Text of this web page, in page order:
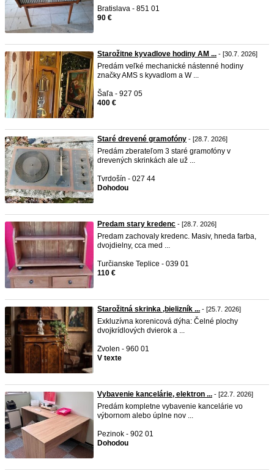
Bratislava - 851 01
90 €
Starožitne kyvadlove hodiny AM ... - [30.7. 2026]
Predám veľké mechanické nástenné hodiny
značky AMS s kyvadlom a W ...
Šaľa - 927 05
400 €
Staré drevené gramofóny - [28.7. 2026]
Predám zberateľom 3 staré gramofóny v
drevených skrinkách ale už ...
Tvrdošín - 027 44
Dohodou
Predam stary kredenc - [28.7. 2026]
Predam zachovaly kredenc. Masiv, hneda farba,
dvojdielny, cca med ...
Turčianske Teplice - 039 01
110 €
Starožitná skrinka ,bielizník ... - [25.7. 2026]
Exkluzívna korenicová dýha: Čelné plochy
dvojkrídlových dvierok a ...
Zvolen - 960 01
V texte
Vybavenie kancelárie, elektron ... - [22.7. 2026]
Predám kompletne vybavenie kancelárie vo
výbornom alebo úplne nov ...
Pezinok - 902 01
Dohodou